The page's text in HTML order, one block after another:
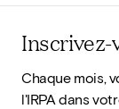
Chaque mois,
l'IRPA dans